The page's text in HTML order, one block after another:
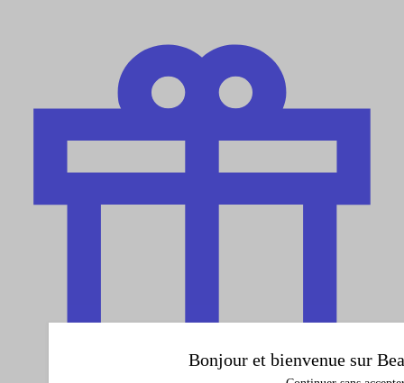
Bonjour et bienvenue sur